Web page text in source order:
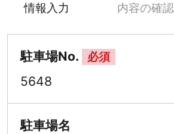
情報入力 内容の確認
駐車場No. 必須
5648
駐車場名